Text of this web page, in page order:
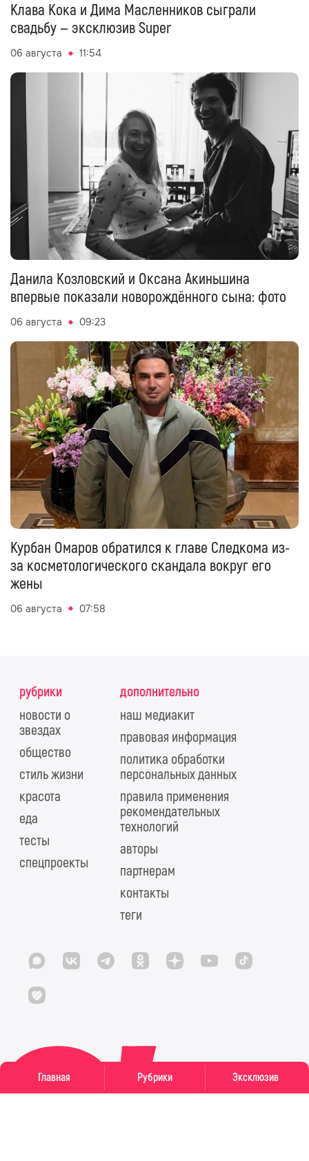
Главная Рубрики Эксклюзив
Клава Кока и Дима Масленников сыграли
свадьбу — эксклюзив Super
06 августа 11:54
Данила Козловский и Оксана Акиньшина
впервые показали новорождённого сына: фото
06 августа 09:23
Курбан Омаров обратился к главе Следкома из-
за косметологического скандала вокруг его
жены
06 августа 07:58
рубрики
новости о
звездах
общество
стиль жизни
красота
еда
тесты
спецпроекты
дополнительно
наш медиакит
правовая информация
политика обработки
персональных данных
правила применения
рекомендательных
технологий
авторы
партнерам
контакты
теги